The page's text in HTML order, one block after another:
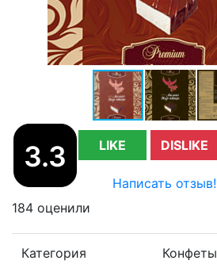
3.3 LIKE DISLIKE
Написать отзыв!
184 оценили
Категория Конфеты